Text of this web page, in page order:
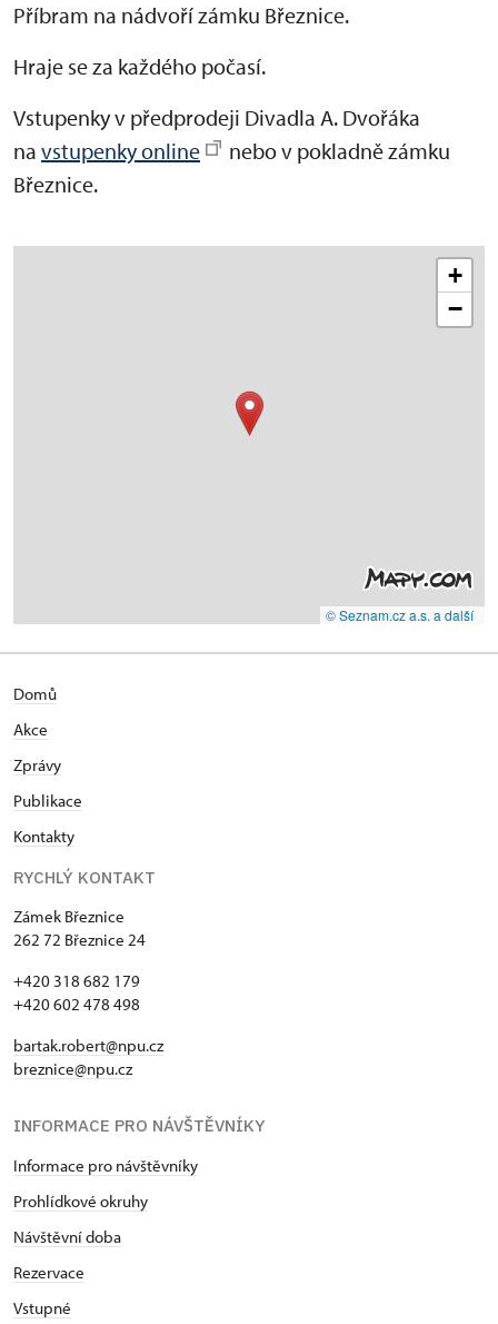
Příbram na nádvoří zámku Březnice.
Hraje se za každého počasí.
Vstupenky v předprodeji Divadla A. Dvořáka
na vstupenky online
nebo v pokladně zámku
Březnice.
+
−
© Seznam.cz a.s. a další
Domů
Akce
Zprávy
Publikace
Kontakty
RYCHLÝ KONTAKT
Zámek Březnice
262 72 Březnice 24
+420 318 682 179
+420 602 478 498
bartak.robert@npu.cz
breznice@npu.cz
INFORMACE PRO NÁVŠTĚVNÍKY
Informace pro návštěvníky
Prohlídkové okruhy
Návštěvní doba
Rezervace
Vstupné